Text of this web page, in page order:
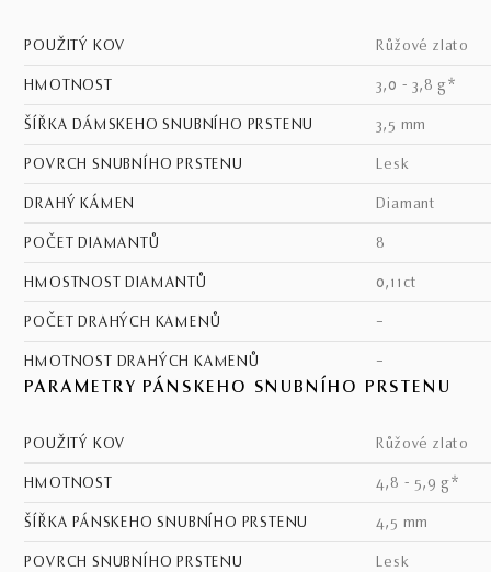
POUŽITÝ KOV růžové zlato
HMOTNOST 3,0 - 3,8 g*
ŠÍŘKA DÁMSKEHO SNUBNÍHO PRSTENU 3,5 mm
POVRCH SNUBNÍHO PRSTENU lesk
DRAHÝ KÁMEN Diamant
POČET DIAMANTŮ 8
HMOSTNOST DIAMANTŮ 0,11ct
POČET DRAHÝCH KAMENŮ –
HMOTNOST DRAHÝCH KAMENŮ –
PARAMETRY PÁNSKEHO SNUBNÍHO PRSTENU
POUŽITÝ KOV růžové zlato
HMOTNOST 4,8 - 5,9 g*
ŠÍŘKA PÁNSKEHO SNUBNÍHO PRSTENU 4,5 mm
POVRCH SNUBNÍHO PRSTENU lesk